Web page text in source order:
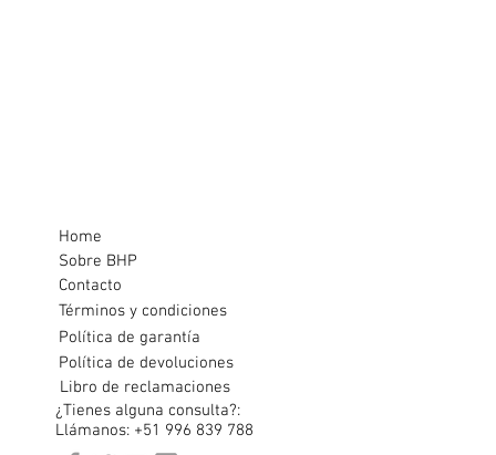
Home
Sobre BHP
Contacto
Términos y condiciones
Política de garantía
Política de devoluciones
Libro de reclamaciones
¿Tienes alguna consulta?:
Llámanos: +51 996 839 788